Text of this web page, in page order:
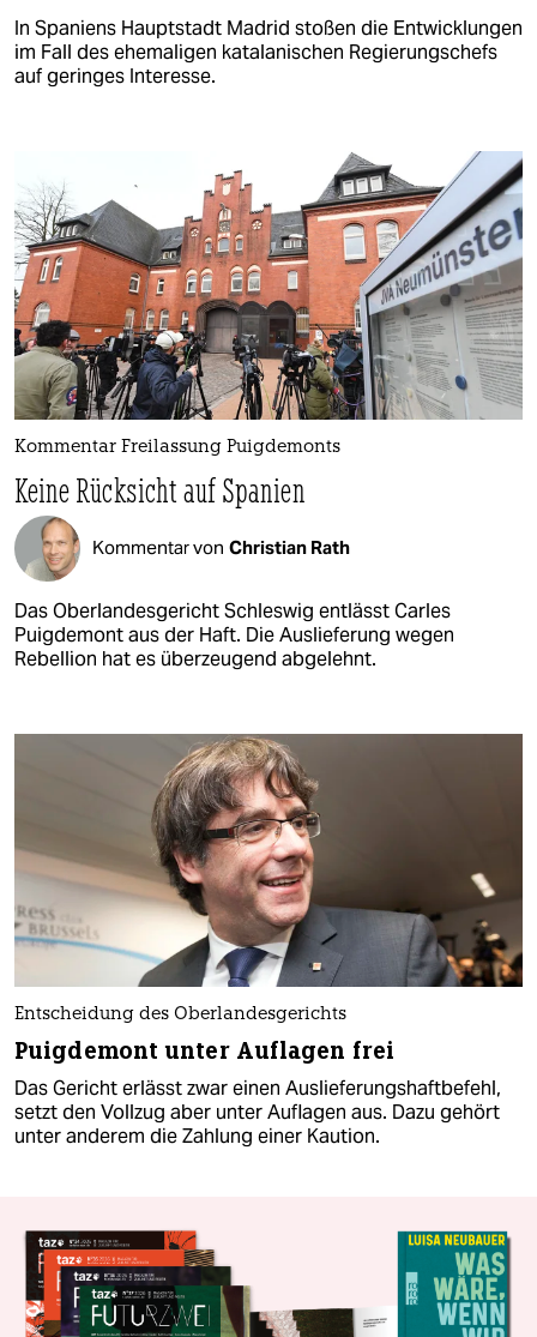
In Spaniens Hauptstadt Madrid stoßen die Entwicklungen
im Fall des ehemaligen katalanischen Regierungschefs
auf geringes Interesse.
Kommentar Freilassung Puigdemonts
Keine Rücksicht auf Spanien
Kommentar von Christian Rath
Das Oberlandesgericht Schleswig entlässt Carles
Puigdemont aus der Haft. Die Auslieferung wegen
Rebellion hat es überzeugend abgelehnt.
Entscheidung des Oberlandesgerichts
Puigdemont unter Auflagen frei
Das Gericht erlässt zwar einen Auslieferungshaftbefehl,
setzt den Vollzug aber unter Auflagen aus. Dazu gehört
unter anderem die Zahlung einer Kaution.